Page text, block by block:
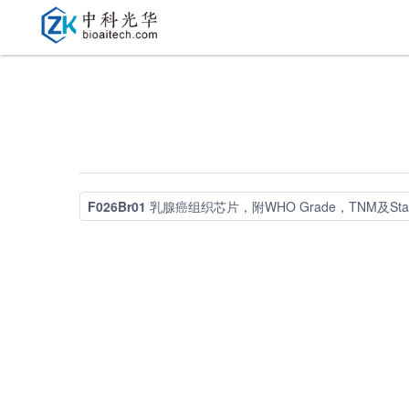
F026Br01 乳腺癌组织芯片，附WHO Grade，TNM及